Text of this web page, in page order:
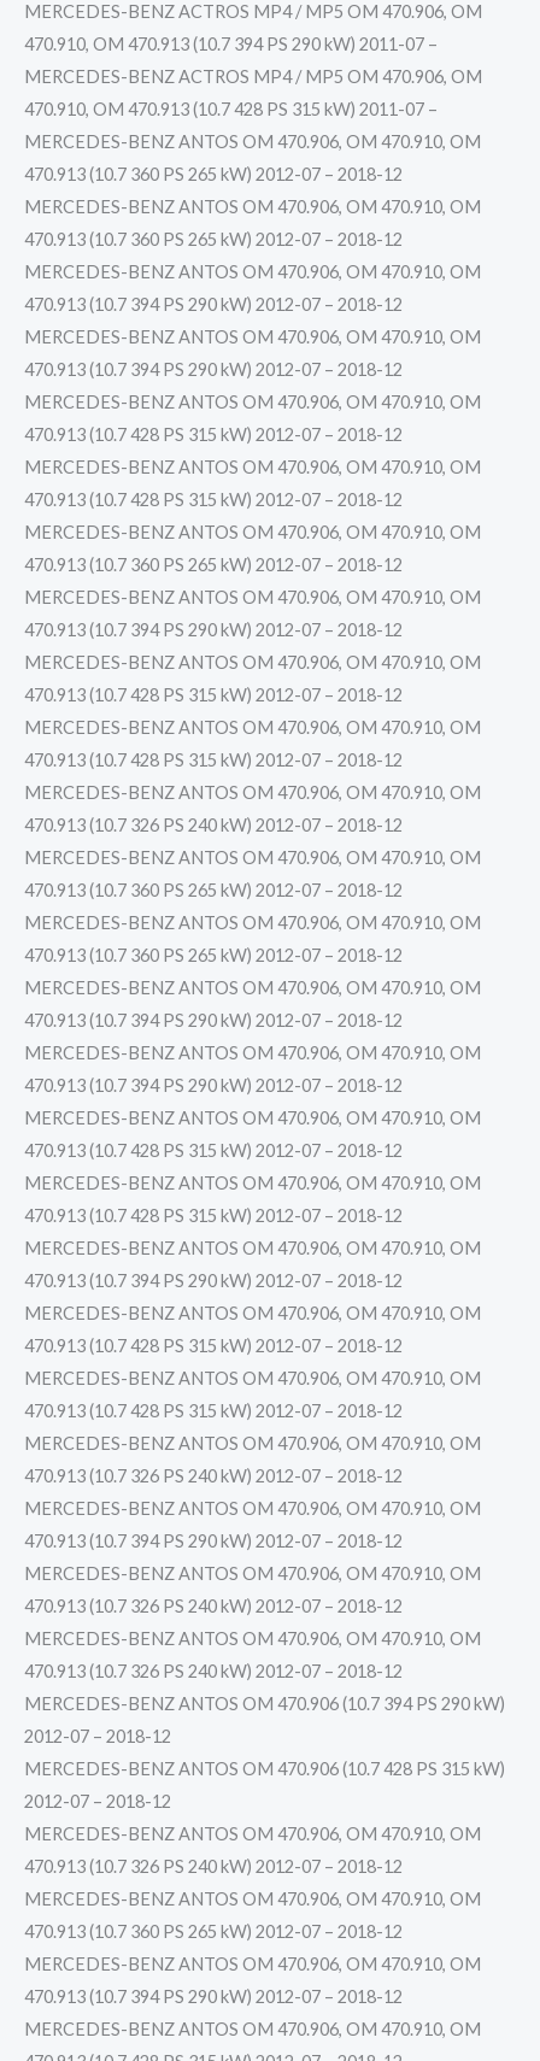
MERCEDES-BENZ ACTROS MP4 / MP5 OM 470.906, OM
470.910, OM 470.913 (10.7 394 PS 290 kW) 2011-07 –
MERCEDES-BENZ ACTROS MP4 / MP5 OM 470.906, OM
470.910, OM 470.913 (10.7 428 PS 315 kW) 2011-07 –
MERCEDES-BENZ ANTOS OM 470.906, OM 470.910, OM
470.913 (10.7 360 PS 265 kW) 2012-07 – 2018-12
MERCEDES-BENZ ANTOS OM 470.906, OM 470.910, OM
470.913 (10.7 360 PS 265 kW) 2012-07 – 2018-12
MERCEDES-BENZ ANTOS OM 470.906, OM 470.910, OM
470.913 (10.7 394 PS 290 kW) 2012-07 – 2018-12
MERCEDES-BENZ ANTOS OM 470.906, OM 470.910, OM
470.913 (10.7 394 PS 290 kW) 2012-07 – 2018-12
MERCEDES-BENZ ANTOS OM 470.906, OM 470.910, OM
470.913 (10.7 428 PS 315 kW) 2012-07 – 2018-12
MERCEDES-BENZ ANTOS OM 470.906, OM 470.910, OM
470.913 (10.7 428 PS 315 kW) 2012-07 – 2018-12
MERCEDES-BENZ ANTOS OM 470.906, OM 470.910, OM
470.913 (10.7 360 PS 265 kW) 2012-07 – 2018-12
MERCEDES-BENZ ANTOS OM 470.906, OM 470.910, OM
470.913 (10.7 394 PS 290 kW) 2012-07 – 2018-12
MERCEDES-BENZ ANTOS OM 470.906, OM 470.910, OM
470.913 (10.7 428 PS 315 kW) 2012-07 – 2018-12
MERCEDES-BENZ ANTOS OM 470.906, OM 470.910, OM
470.913 (10.7 428 PS 315 kW) 2012-07 – 2018-12
MERCEDES-BENZ ANTOS OM 470.906, OM 470.910, OM
470.913 (10.7 326 PS 240 kW) 2012-07 – 2018-12
MERCEDES-BENZ ANTOS OM 470.906, OM 470.910, OM
470.913 (10.7 360 PS 265 kW) 2012-07 – 2018-12
MERCEDES-BENZ ANTOS OM 470.906, OM 470.910, OM
470.913 (10.7 360 PS 265 kW) 2012-07 – 2018-12
MERCEDES-BENZ ANTOS OM 470.906, OM 470.910, OM
470.913 (10.7 394 PS 290 kW) 2012-07 – 2018-12
MERCEDES-BENZ ANTOS OM 470.906, OM 470.910, OM
470.913 (10.7 394 PS 290 kW) 2012-07 – 2018-12
MERCEDES-BENZ ANTOS OM 470.906, OM 470.910, OM
470.913 (10.7 428 PS 315 kW) 2012-07 – 2018-12
MERCEDES-BENZ ANTOS OM 470.906, OM 470.910, OM
470.913 (10.7 428 PS 315 kW) 2012-07 – 2018-12
MERCEDES-BENZ ANTOS OM 470.906, OM 470.910, OM
470.913 (10.7 394 PS 290 kW) 2012-07 – 2018-12
MERCEDES-BENZ ANTOS OM 470.906, OM 470.910, OM
470.913 (10.7 428 PS 315 kW) 2012-07 – 2018-12
MERCEDES-BENZ ANTOS OM 470.906, OM 470.910, OM
470.913 (10.7 428 PS 315 kW) 2012-07 – 2018-12
MERCEDES-BENZ ANTOS OM 470.906, OM 470.910, OM
470.913 (10.7 326 PS 240 kW) 2012-07 – 2018-12
MERCEDES-BENZ ANTOS OM 470.906, OM 470.910, OM
470.913 (10.7 394 PS 290 kW) 2012-07 – 2018-12
MERCEDES-BENZ ANTOS OM 470.906, OM 470.910, OM
470.913 (10.7 326 PS 240 kW) 2012-07 – 2018-12
MERCEDES-BENZ ANTOS OM 470.906, OM 470.910, OM
470.913 (10.7 326 PS 240 kW) 2012-07 – 2018-12
MERCEDES-BENZ ANTOS OM 470.906 (10.7 394 PS 290 kW)
2012-07 – 2018-12
MERCEDES-BENZ ANTOS OM 470.906 (10.7 428 PS 315 kW)
2012-07 – 2018-12
MERCEDES-BENZ ANTOS OM 470.906, OM 470.910, OM
470.913 (10.7 326 PS 240 kW) 2012-07 – 2018-12
MERCEDES-BENZ ANTOS OM 470.906, OM 470.910, OM
470.913 (10.7 360 PS 265 kW) 2012-07 – 2018-12
MERCEDES-BENZ ANTOS OM 470.906, OM 470.910, OM
470.913 (10.7 394 PS 290 kW) 2012-07 – 2018-12
MERCEDES-BENZ ANTOS OM 470.906, OM 470.910, OM